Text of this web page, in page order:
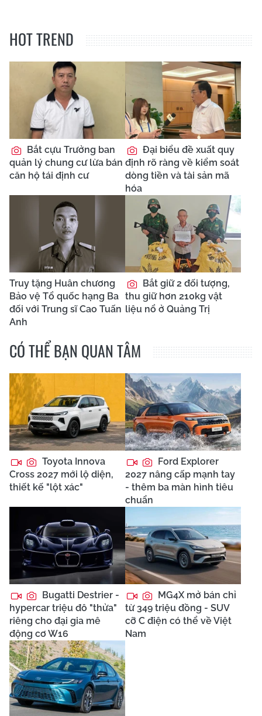
HOT TREND
Bắt cựu Trưởng ban
quản lý chung cư lừa bán
căn hộ tái định cư
Đại biểu đề xuất quy
định rõ ràng về kiểm soát
dòng tiền và tài sản mã
hóa
Truy tặng Huân chương
Bảo vệ Tổ quốc hạng Ba
đối với Trung sĩ Cao Tuấn
Anh
Bắt giữ 2 đối tượng,
thu giữ hơn 210kg vật
liệu nổ ở Quảng Trị
CÓ THỂ BẠN QUAN TÂM
Toyota Innova
Cross 2027 mới lộ diện,
thiết kế "lột xác"
Ford Explorer
2027 nâng cấp mạnh tay
- thêm ba màn hình tiêu
chuẩn
Bugatti Destrier -
hypercar triệu đô "thửa"
riêng cho đại gia mê
động cơ W16
MG4X mở bán chỉ
từ 349 triệu đồng - SUV
cỡ C điện có thể về Việt
Nam